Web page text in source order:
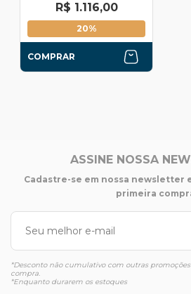
R$ 1.116,00
20%
COMPRAR
ASSINE NOSSA
Cadastre-se em nossa newsletter
primeira
*Desconto não cumulativo com outras
compra.
*Enquanto durarem os estoques